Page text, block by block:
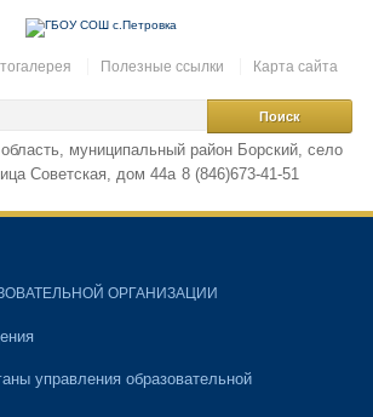
Полезные ссылки Карта сайта
муниципальный район Борский, село
Советская, дом 44а 8 (846)673-41-51
ОРГАНИЗАЦИИ
управления образовательной